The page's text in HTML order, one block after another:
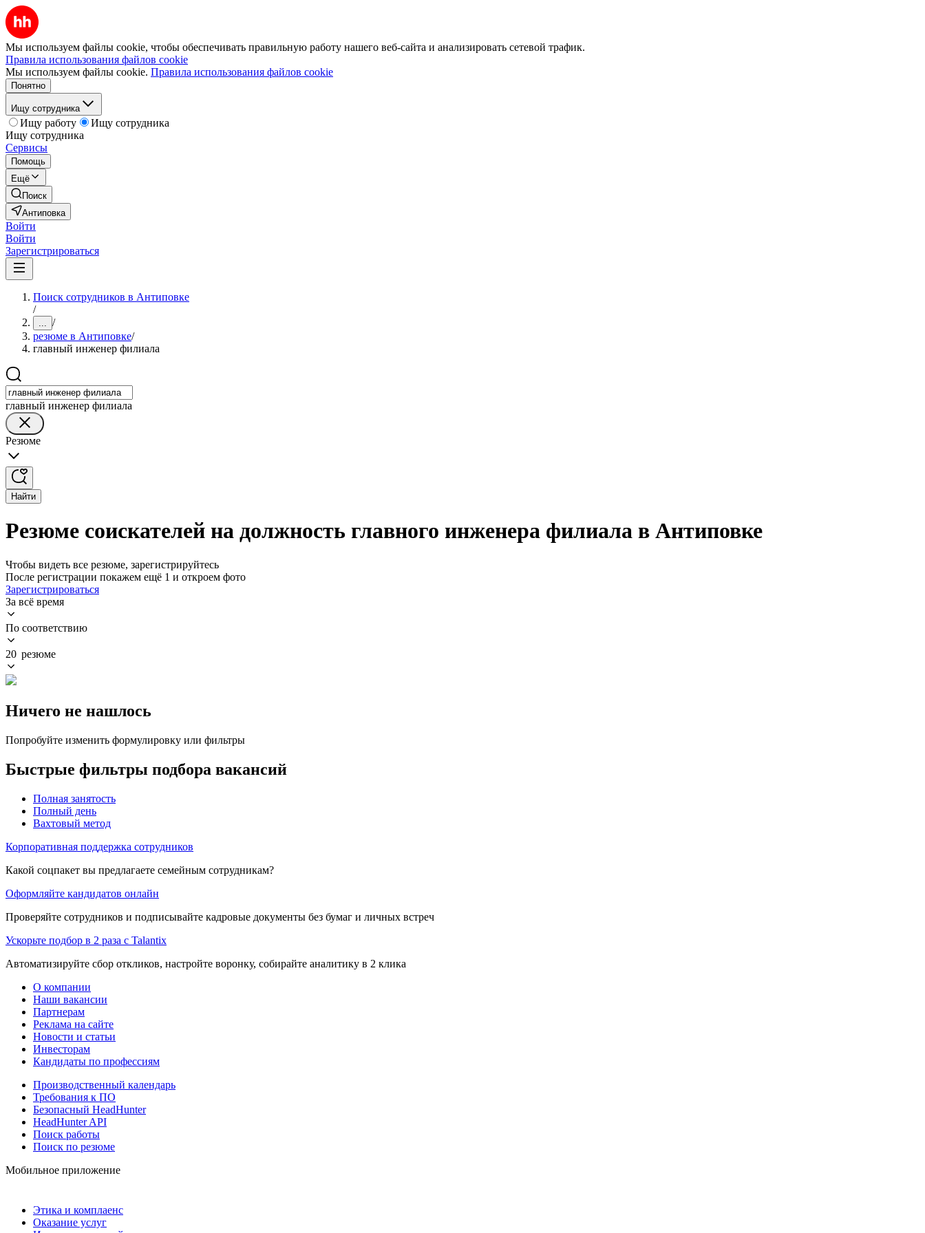
Мы используем файлы cookie, чтобы обеспечивать правильную работу нашего веб-сайта и анализировать сетевой трафик.
Правила использования файлов cookie
Мы используем файлы cookie. Правила использования файлов cookie
Понятно
Ищу сотрудника
Ищу работу
Ищу сотрудника
Ищу сотрудника
Сервисы
Помощь
Ещё
Поиск
Антиповка
Войти
Войти
Зарегистрироваться
Поиск сотрудников в Антиповке
/
... /
резюме в Антиповке/
главный инженер филиала
главный инженер филиала
Резюме
Найти
Резюме соискателей на должность главного инженера филиала в Антиповке
Чтобы видеть все резюме, зарегистрируйтесь
После регистрации покажем ещё 1 и откроем фото
Зарегистрироваться
За всё время
По соответствию
20 резюме
Ничего не нашлось
Попробуйте изменить формулировку или фильтры
Быстрые фильтры подбора вакансий
Полная занятость
Полный день
Вахтовый метод
Корпоративная поддержка сотрудников
Какой соцпакет вы предлагаете семейным сотрудникам?
Оформляйте кандидатов онлайн
Проверяйте сотрудников и подписывайте кадровые документы без бумаг и личных встреч
Ускорьте подбор в 2 раза с Talantix
Автоматизируйте сбор откликов, настройте воронку, собирайте аналитику в 2 клика
О компании
Наши вакансии
Партнерам
Реклама на сайте
Новости и статьи
Инвесторам
Кандидаты по профессиям
Производственный календарь
Требования к ПО
Безопасный HeadHunter
HeadHunter API
Поиск работы
Поиск по резюме
Мобильное приложение
Этика и комплаенс
Оказание услуг